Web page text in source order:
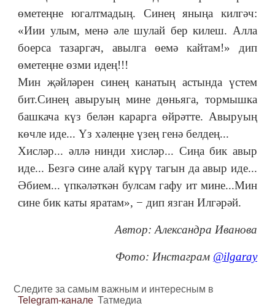
өметеңне югалтмадың. Синең яныңа килгәч:
«Иии улым, менә әле шулай бер килеш. Алла
боерса тазаргач, авылга өемә кайтам!» дип
өметеңне өзми идең!!!
Мин җәйләрен синең канатың астында үстем
бит.Синең авыруың мине дөньяга, тормышка
башкача күз белән карарга өйрәтте. Авыруың
көчле иде... Үз хәлеңне үзең генә белдең...
Хисләр... әллә нинди хисләр... Сиңа бик авыр
иде... Безгә сине алай күрү тагын да авыр иде...
Әбием... үпкәләткән булсам гафу ит мине...Мин
сине бик каты яратам», − дип язган Илгәрәй.
Автор: Александра Иванова
Фото: Инстаграм @ilgaray
Следите за самым важным и интересным в
Telegram-канале Татмедиа